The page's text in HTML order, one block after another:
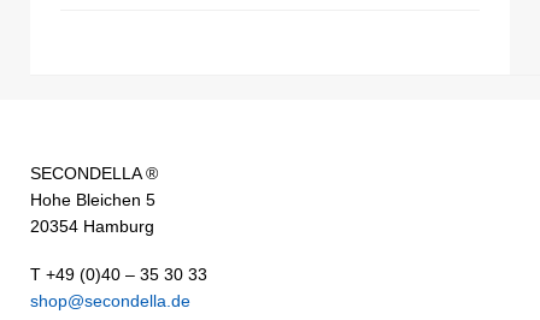
SECONDELLA ®
Hohe Bleichen 5
20354 Hamburg
T +49 (0)40 – 35 30 33
shop@secondella.de